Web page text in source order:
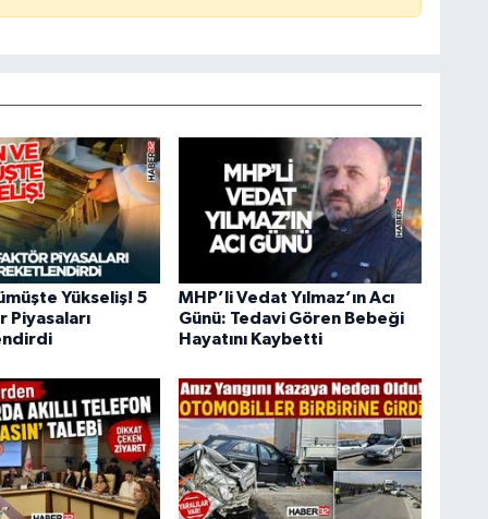
Yükseliş! 5
Piyasaları
MHP’li Vedat Yılmaz’ın Acı
Günü: Tedavi Gören Bebeği
Hayatını Kaybetti